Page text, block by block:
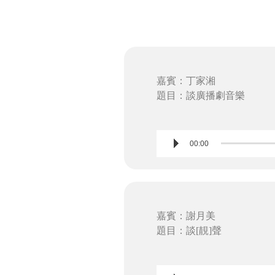
嘉賓：丁家湘
題目：談廣播劇音樂
Audio
Player
00:00
嘉賓：謝月美
題目：談[靚]聲
Audio